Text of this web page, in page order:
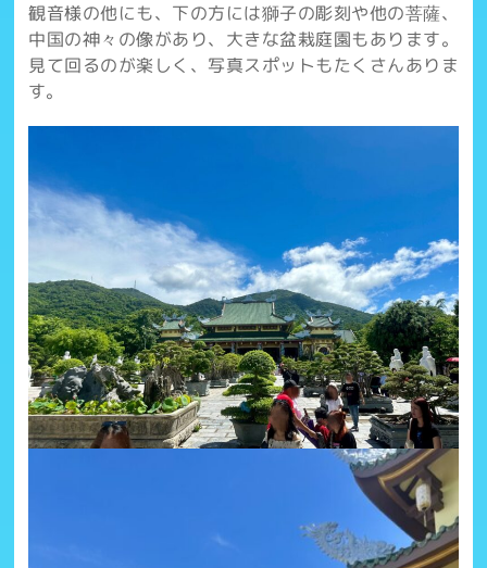
観音様の他にも、下の方には獅子の彫刻や他の菩薩、
中国の神々の像があり、大きな盆栽庭園もあります。
見て回るのが楽しく、写真スポットもたくさんありま
す。